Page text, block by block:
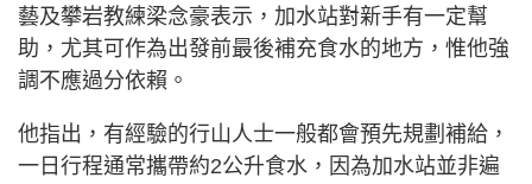
藝及攀岩教練梁念豪表示，加水站對新手有一定幫
助，尤其可作為出發前最後補充食水的地方，惟他強
調不應過分依賴。
他指出，有經驗的行山人士一般都會預先規劃補給，
一日行程通常攜帶約2公升食水，因為加水站並非遍